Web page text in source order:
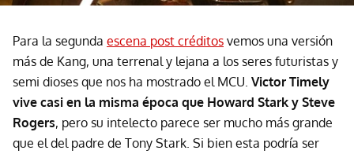
Para la segunda escena post créditos vemos una versión
más de Kang, una terrenal y lejana a los seres futuristas y
semi dioses que nos ha mostrado el MCU. Victor Timely
vive casi en la misma época que Howard Stark y Steve
Rogers, pero su intelecto parece ser mucho más grande
que el del padre de Tony Stark. Si bien esta podría ser